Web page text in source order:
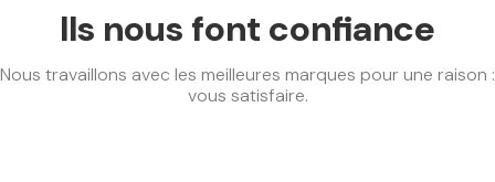
Ils nous font confiance
Nous travaillons avec les meilleures marques pour une raison :
vous satisfaire.